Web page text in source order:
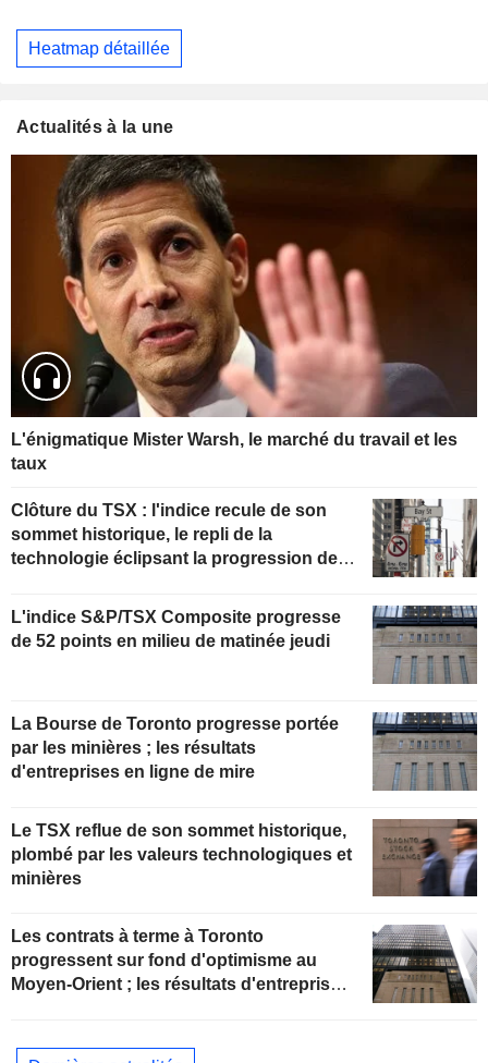
Heatmap détaillée
Actualités à la une
L'énigmatique Mister Warsh, le marché du travail et les
taux
Clôture du TSX : l'indice recule de son
sommet historique, le repli de la
technologie éclipsant la progression de
L'indice S&P/TSX Composite progresse
de 52 points en milieu de matinée jeudi
La Bourse de Toronto progresse portée
par les minières ; les résultats
d'entreprises en ligne de mire
Le TSX reflue de son sommet historique,
plombé par les valeurs technologiques et
minières
Les contrats à terme à Toronto
progressent sur fond d'optimisme au
Moyen-Orient ; les résultats d'entreprises